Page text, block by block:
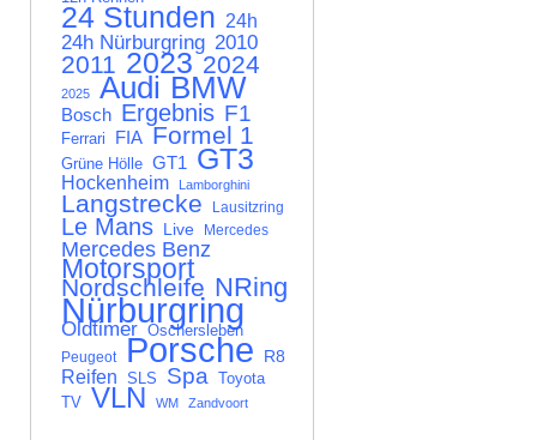
24 Stunden 24h
24h Nürburgring 2010
2011 2023 2024
2025 Audi BMW
Bosch Ergebnis F1
Ferrari FIA Formel 1
Grüne Hölle GT1 GT3
Hockenheim Lamborghini
Langstrecke Lausitzring
Le Mans Live Mercedes
Mercedes Benz
Motorsport
Nordschleife NRing
Nürburgring
Oldtimer Oschersleben
Peugeot Porsche R8
Reifen SLS Spa Toyota
TV VLN WM Zandvoort